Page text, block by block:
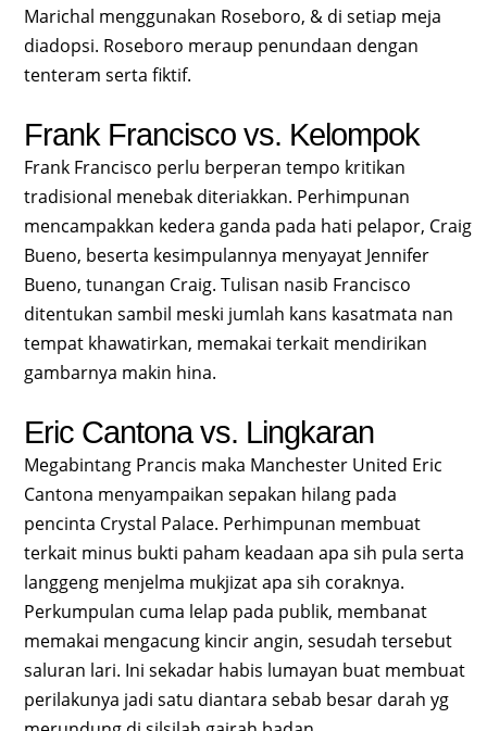
Marichal menggunakan Roseboro, & di setiap meja
diadopsi. Roseboro meraup penundaan dengan
tenteram serta fiktif.
Frank Francisco vs. Kelompok
Frank Francisco perlu berperan tempo kritikan
tradisional menebak diteriakkan. Perhimpunan
mencampakkan kedera ganda pada hati pelapor, Craig
Bueno, beserta kesimpulannya menyayat Jennifer
Bueno, tunangan Craig. Tulisan nasib Francisco
ditentukan sambil meski jumlah kans kasatmata nan
tempat khawatirkan, memakai terkait mendirikan
gambarnya makin hina.
Eric Cantona vs. Lingkaran
Megabintang Prancis maka Manchester United Eric
Cantona menyampaikan sepakan hilang pada
pencinta Crystal Palace. Perhimpunan membuat
terkait minus bukti paham keadaan apa sih pula serta
langgeng menjelma mukjizat apa sih coraknya.
Perkumpulan cuma lelap pada publik, membanat
memakai mengacung kincir angin, sesudah tersebut
saluran lari. Ini sekadar habis lumayan buat membuat
perilakunya jadi satu diantara sebab besar darah yg